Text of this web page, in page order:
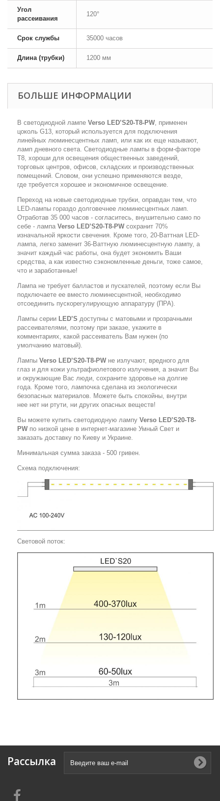
Угол
рассеивания
120°
Срок службы 35000 часов
Длина (трубки) 1200 мм
БОЛЬШЕ ИНФОРМАЦИИ
В светодиодной лампе Verso LED’S20-T8-PW, применен
цоколь G13, который используется для подключения
линейных люминесцентных ламп, или как их еще называют,
ламп дневного света. Светодиодные лампы в форм-факторе
T8, хороши для освещения общественных заведений,
торговых центров, офисов, складских и производственных
помещений. Словом, они успешно применяются везде,
где требуется хорошее и экономичное освещение.
Переход на новые светодиодные трубки, оправдан тем, что
LED-лампы гораздо долговечнее люминесцентных ламп.
Отработав 35 000 часов - согласитесь, внушительно само по
себе - лампа Verso LED’S20-T8-PW сохранит 70%
изначальной яркости свечения. Кроме того, 20-Ваттная LED-
лампа, легко заменит 36-Ваттную люминесцентную лампу, а
значит каждый час работы, она будет экономить Ваши
средства, а как известно сэкономленные деньги, тоже самое,
что и заработанные!
Лампа не требует балластов и пускателей, поэтому если Вы
подключаете ее вместо люминесцентной, необходимо
отсоединить пускорегулирующую аппаратуру (ПРА).
Лампы серии LED’S доступны с матовыми и прозрачными
рассеивателями, поэтому при заказе, укажите в
комментариях, какой рассеиватель Вам нужен (по
умолчанию матовый).
Лампы Verso LED’S20-T8-PW не излучают, вредного для
глаз и для кожи ультрафиолетового излучения, а значит Вы
и окружающие Вас люди, сохраните здоровье на долгие
года. Кроме того, лампочка сделана из экологически
безопасных материалов. Можете быть спокойны, внутри
нее нет ни ртути, ни других опасных веществ!
Вы можете купить светодиодную лампу Verso LED’S20-T8-
PW по низкой цене в интернет-магазине Умный Свет и
заказать доставку по Киеву и Украине.
Минимальная сумма заказа - 500 гривен.
Схема подключения:
Световой поток:
Рассылка